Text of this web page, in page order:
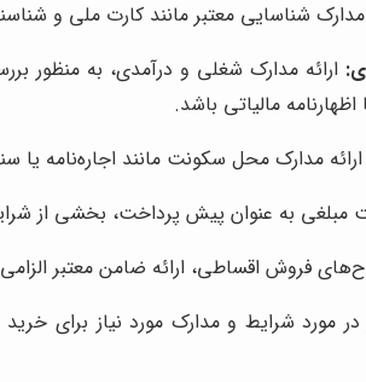
مدارک شناسایی معتبر مانند کارت ملی و
ارائه مدارک شغلی و درآمدی، به منظور
مالیاتی باشد.
ارائه مدارک محل سکونت مانند اجاره‌نامه
مبلغی به عنوان پیش پرداخت، بخشی از
فروش اقساطی، ارائه ضامن معتبر
مورد شرایط و مدارک مورد نیاز برای خرید